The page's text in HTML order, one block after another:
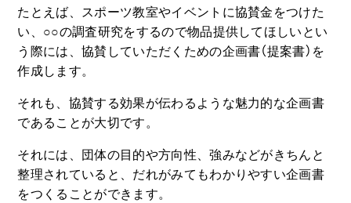
たとえば、スポーツ教室やイベントに協賛金をつけた
い、○○の調査研究をするので物品提供してほしいとい
う際には、協賛していただくための企画書（提案書）を
作成します。
それも、協賛する効果が伝わるような魅力的な企画書
であることが大切です。
それには、団体の目的や方向性、強みなどがきちんと
整理されていると、だれがみてもわかりやすい企画書
をつくることができます。